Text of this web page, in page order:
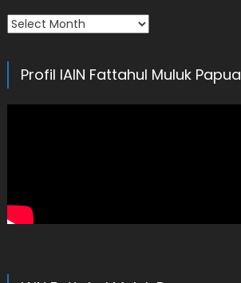
Arsip
Profil IAIN Fattahul Muluk Papua